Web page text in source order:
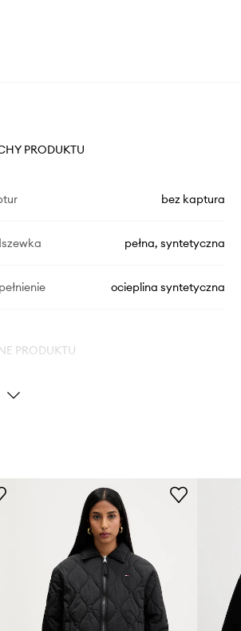
PRODUKTU
bez kaptura
pełna, syntetyczna
ocieplina syntetyczna
PRODUKTU
producenta